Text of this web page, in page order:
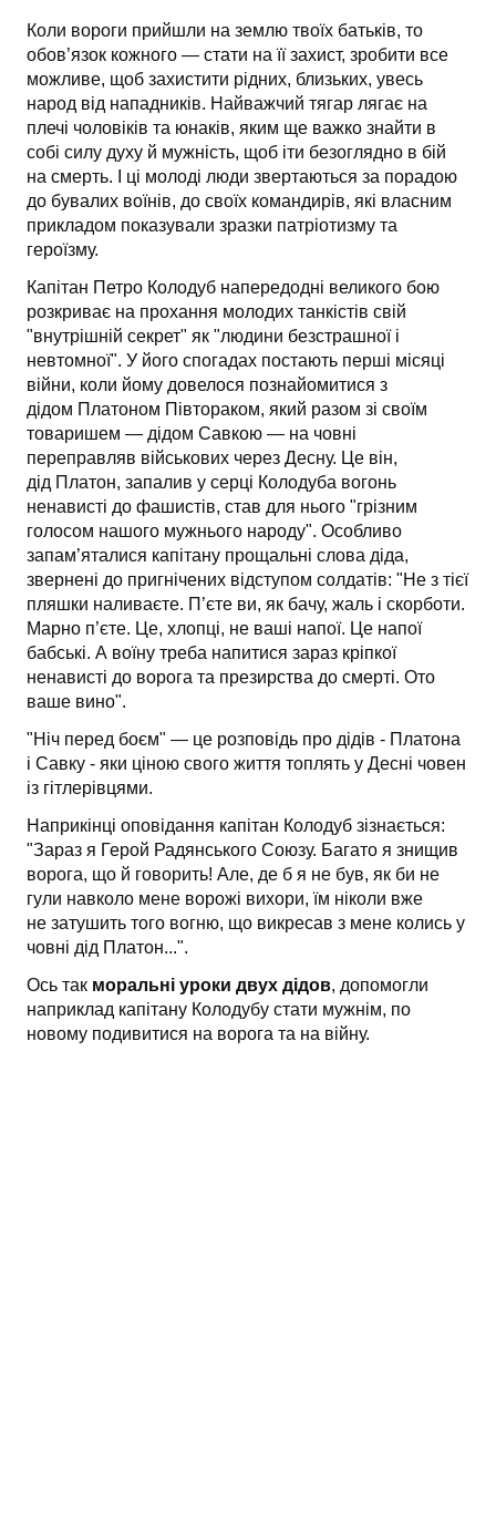
Коли вороги прийшли на землю твоїх батьків, то
обов’язок кожного — стати на її захист, зробити все
можливе, щоб захистити рідних, близьких, увесь
народ від нападників. Найважчий тягар лягає на
плечі чоловіків та юнаків, яким ще важко знайти в
собі силу духу й мужність, щоб іти безоглядно в бій
на смерть. І ці молоді люди звертаються за порадою
до бувалих воїнів, до своїх командирів, які власним
прикладом показували зразки патріотизму та
героїзму.
Капітан Петро Колодуб напередодні великого бою
розкриває на прохання молодих танкістів свій
"внутрішній секрет" як "людини безстрашної і
невтомної". У його спогадах постають перші місяці
війни, коли йому довелося познайомитися з
дідом Платоном Півтораком, який разом зі своїм
товаришем — дідом Савкою — на човні
переправляв військових через Десну. Це він,
дід Платон, запалив у серці Колодуба вогонь
ненависті до фашистів, став для нього "грізним
голосом нашого мужнього народу". Особливо
запам’яталися капітану прощальні слова діда,
звернені до пригнічених відступом солдатів: "Не з тієї
пляшки наливаєте. П’єте ви, як бачу, жаль і скорботи.
Марно п’єте. Це, хлопці, не ваші напої. Це напої
бабські. А воїну треба напитися зараз кріпкої
ненависті до ворога та презирства до смерті. Ото
ваше вино".
"Ніч перед боєм" — це розповідь про дідів - Платона
і Савку - яки ціною свого життя топлять у Десні човен
із гітлерівцями.
Наприкінці оповідання капітан Колодуб зізнається:
"Зараз я Герой Радянського Союзу. Багато я знищив
ворога, що й говорить! Але, де б я не був, як би не
гули навколо мене ворожі вихори, їм ніколи вже
не затушить того вогню, що викресав з мене колись у
човні дід Платон...".
Ось так моральні уроки двух дідов, допомогли
наприклад капітану Колодубу стати мужнім, по
новому подивитися на ворога та на війну.